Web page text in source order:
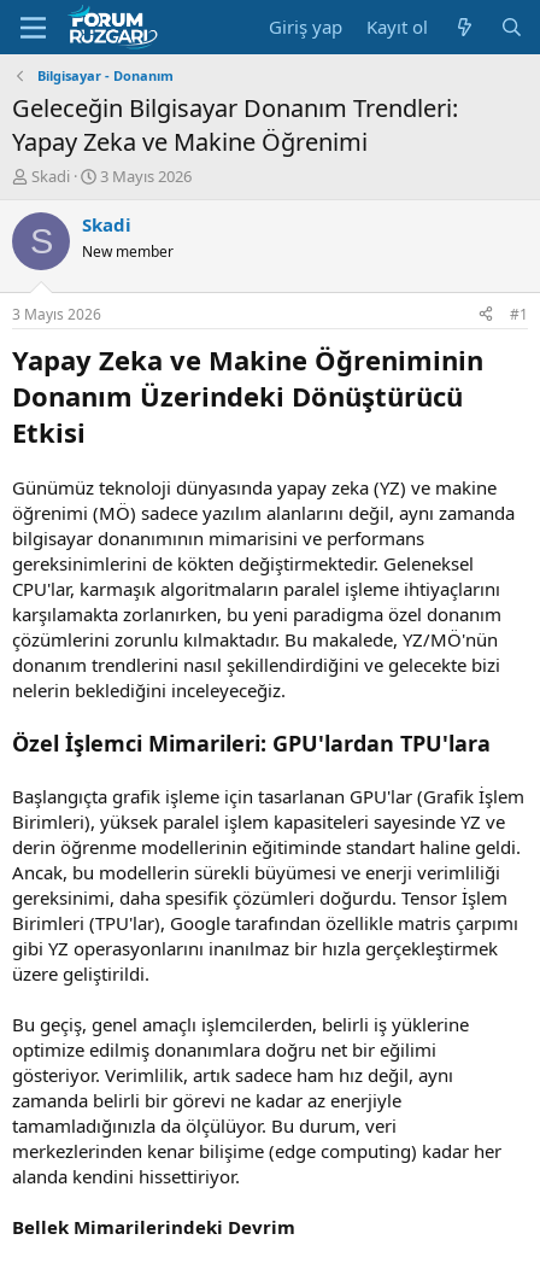
Giriş yap Kayıt ol
Bilgisayar - Donanım
Geleceğin Bilgisayar Donanım Trendleri:
Yapay Zeka ve Makine Öğrenimi
K
n
u
u
B
a
l
a
t
a
Skadi
B
ş
a
g
ı
ç
t
a
r
i
3 Mayıs 2026
S Skadi
New member
3 Mayıs 2026 #1
Yapay Zeka ve Makine Öğreniminin
Donanım Üzerindeki Dönüştürücü
Etkisi
Günümüz teknoloji dünyasında yapay zeka (YZ) ve makine
öğrenimi (MÖ) sadece yazılım alanlarını değil, aynı zamanda
bilgisayar donanımının mimarisini ve performans
gereksinimlerini de kökten değiştirmektedir. Geleneksel
CPU'lar, karmaşık algoritmaların paralel işleme ihtiyaçlarını
karşılamakta zorlanırken, bu yeni paradigma özel donanım
çözümlerini zorunlu kılmaktadır. Bu makalede, YZ/MÖ'nün
donanım trendlerini nasıl şekillendirdiğini ve gelecekte bizi
nelerin beklediğini inceleyeceğiz.
Özel İşlemci Mimarileri: GPU'lardan TPU'lara
Başlangıçta grafik işleme için tasarlanan GPU'lar (Grafik İşlem
Birimleri), yüksek paralel işlem kapasiteleri sayesinde YZ ve
derin öğrenme modellerinin eğitiminde standart haline geldi.
Ancak, bu modellerin sürekli büyümesi ve enerji verimliliği
gereksinimi, daha spesifik çözümleri doğurdu. Tensor İşlem
Birimleri (TPU'lar), Google tarafından özellikle matris çarpımı
gibi YZ operasyonlarını inanılmaz bir hızla gerçekleştirmek
üzere geliştirildi.
Bu geçiş, genel amaçlı işlemcilerden, belirli iş yüklerine
optimize edilmiş donanımlara doğru net bir eğilimi
gösteriyor. Verimlilik, artık sadece ham hız değil, aynı
zamanda belirli bir görevi ne kadar az enerjiyle
tamamladığınızla da ölçülüyor. Bu durum, veri
merkezlerinden kenar bilişime (edge computing) kadar her
alanda kendini hissettiriyor.
Bellek Mimarilerindeki Devrim